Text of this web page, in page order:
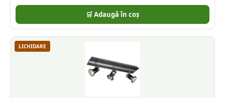
🛒 Adaugă în coș
LICHIDARE